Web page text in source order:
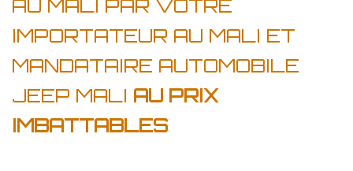
AU MALI PAR VOTRE
IMPORTATEUR AU MALI ET
MANDATAIRE AUTOMOBILE
JEEP MALI AU PRIX
IMBATTABLES